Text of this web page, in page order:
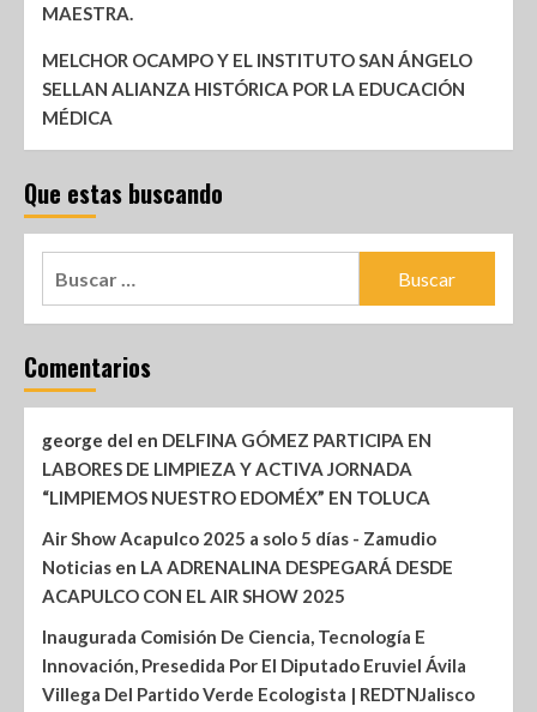
MAESTRA.
MELCHOR OCAMPO Y EL INSTITUTO SAN ÁNGELO
SELLAN ALIANZA HISTÓRICA POR LA EDUCACIÓN
MÉDICA
Que estas buscando
Comentarios
george del en DELFINA GÓMEZ PARTICIPA EN
LABORES DE LIMPIEZA Y ACTIVA JORNADA
“LIMPIEMOS NUESTRO EDOMÉX” EN TOLUCA
Air Show Acapulco 2025 a solo 5 días - Zamudio
Noticias en LA ADRENALINA DESPEGARÁ DESDE
ACAPULCO CON EL AIR SHOW 2025
Inaugurada Comisión De Ciencia, Tecnología E
Innovación, Presedida Por El Diputado Eruviel Ávila
Villega Del Partido Verde Ecologista | REDTNJalisco